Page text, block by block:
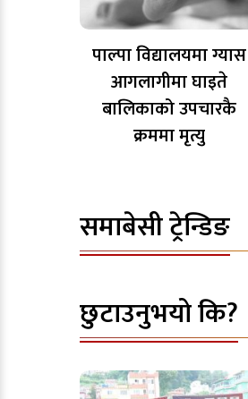
पाल्पा विद्यालयमा ग्यास
आगलागीमा घाइते
बालिकाको उपचारकै
क्रममा मृत्यु
समाबेसी ट्रेन्डिङ
छुटाउनुभयो कि?